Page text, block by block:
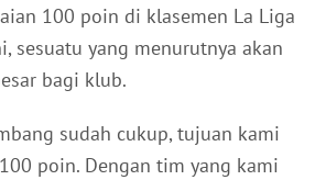
100 poin di klasemen La Liga
sesuatu yang menurutnya akan
bagi klub.
sudah cukup, tujuan kami
poin. Dengan tim yang kami